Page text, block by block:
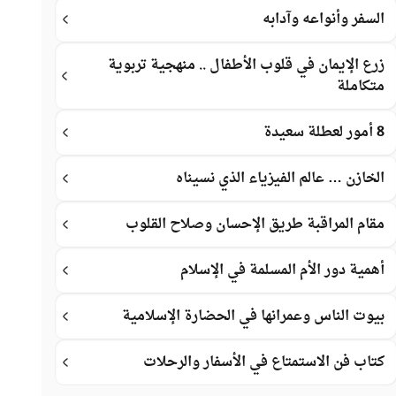
السفر وأنواعه وآدابه
زرع الإيمان في قلوب الأطفال .. منهجية تربوية
متكاملة
8 أمور لعطلة سعيدة
الخازن … عالم الفيزياء الذي نسيناه
مقام المراقبة طريق الإحسان وصلاح القلوب
أهمية دور الأم المسلمة في الإسلام
بيوت الناس وعمرانها في الحضارة الإسلامية
كتاب فن الاستمتاع في الأسفار والرحلات